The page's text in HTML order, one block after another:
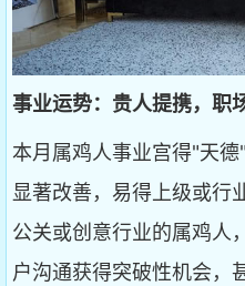
事业运势：贵人提携，
本月属鸡人事业宫得"天
显著改善，易得上级或行
公关或创意行业的属鸡人
户沟通获得突破性机会，